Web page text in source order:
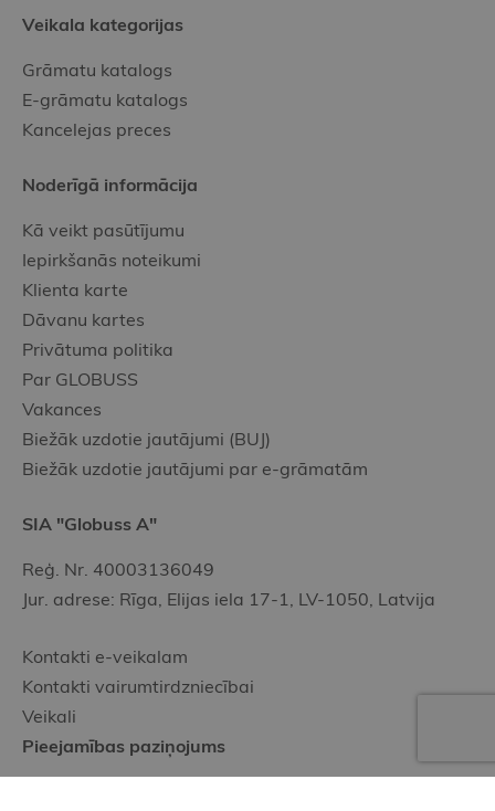
Veikala kategorijas
Grāmatu katalogs
E-grāmatu katalogs
Kancelejas preces
Noderīgā informācija
Kā veikt pasūtījumu
Iepirkšanās noteikumi
Klienta karte
Dāvanu kartes
Privātuma politika
Par GLOBUSS
Vakances
Biežāk uzdotie jautājumi (BUJ)
Biežāk uzdotie jautājumi par e-grāmatām
SIA "Globuss A"
Reģ. Nr. 40003136049
Jur. adrese: Rīga, Elijas iela 17-1, LV-1050, Latvija
Kontakti e-veikalam
Kontakti vairumtirdzniecībai
Veikali
Pieejamības paziņojums